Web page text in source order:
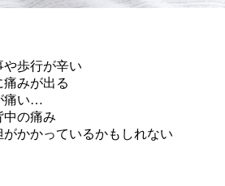
歩行が辛い
みが出る
痛い…
中の痛み
かかっているかもしれない